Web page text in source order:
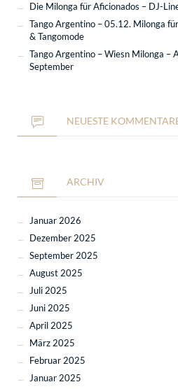
Die Milonga für Aficionados – DJ-
Tango Argentino – 05.12. Milonga
& Tangomode
Tango Argentino – Wiesn Milonga –
September
NEUESTE
ARCHIV
Januar 2026
Dezember 2025
September 2025
August 2025
Juli 2025
Juni 2025
April 2025
März 2025
Februar 2025
Januar 2025